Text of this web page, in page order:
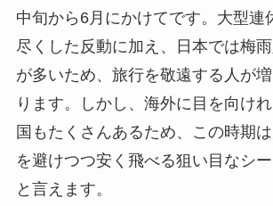
中旬から6月にかけてです。大型連
尽くした反動に加え、日本では梅
が多いため、旅行を敬遠する人が
ります。しかし、海外に目を向け
国もたくさんあるため、この時期
を避けつつ安く飛べる狙い目なシ
と言えます。